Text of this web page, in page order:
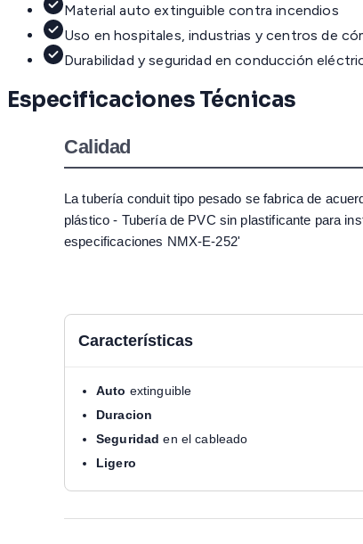
Material auto extinguible contra incendios
Uso en hospitales, industrias y centros de
Durabilidad y seguridad en conducción
Especificaciones Técnicas
Calidad
La tubería conduit tipo pesado se fabrica de
plástico - Tubería de PVC sin plastificante para
especificaciones NMX-E-252'
Características
Auto extinguible
Duracion
Seguridad en el cableado
Ligero